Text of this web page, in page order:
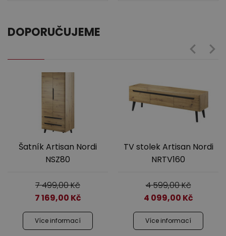
DOPORUČUJEME
Šatník Artisan Nordi
NSZ80
7 499,00Kč
7 169,00 Kč
Více informací
TV stolek Artisan Nordi
NRTV160
4 599,00Kč
4 099,00 Kč
Více informací